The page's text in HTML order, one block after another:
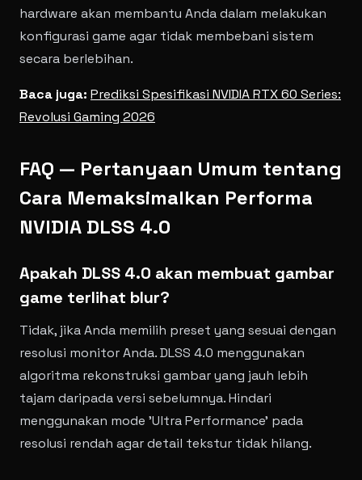
hardware akan membantu Anda dalam melakukan
konfigurasi game agar tidak membebani sistem
secara berlebihan.
Baca juga: Prediksi Spesifikasi NVIDIA RTX 60 Series:
Revolusi Gaming 2026
FAQ — Pertanyaan Umum tentang
Cara Memaksimalkan Performa
NVIDIA DLSS 4.0
Apakah DLSS 4.0 akan membuat gambar
game terlihat blur?
Tidak, jika Anda memilih preset yang sesuai dengan
resolusi monitor Anda. DLSS 4.0 menggunakan
algoritma rekonstruksi gambar yang jauh lebih
tajam daripada versi sebelumnya. Hindari
menggunakan mode 'Ultra Performance' pada
resolusi rendah agar detail tekstur tidak hilang.